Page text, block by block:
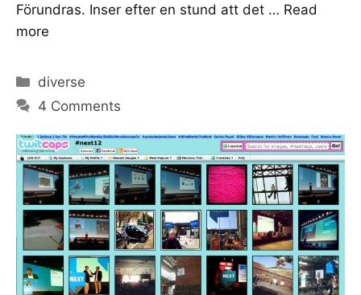
Förundras. Inser efter en stund att det … Read
more
Categories
diverse
4 Comments